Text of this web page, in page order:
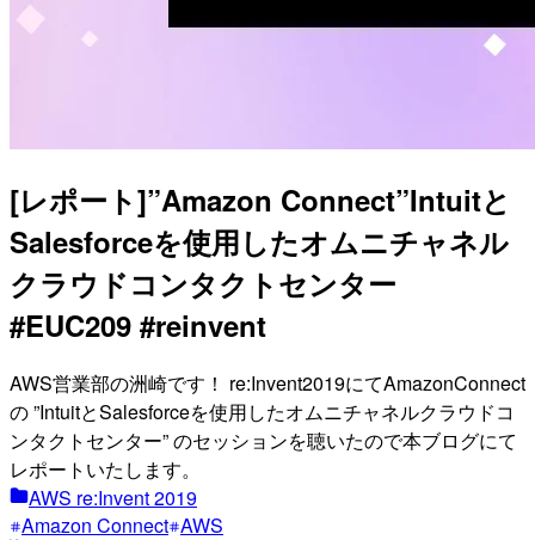
[レポート]”Amazon Connect”Intuitと
Salesforceを使用したオムニチャネル
クラウドコンタクトセンター
#EUC209 #reinvent
AWS営業部の洲崎です！ re:Invent2019にてAmazonConnect
の ”IntuitとSalesforceを使用したオムニチャネルクラウドコ
ンタクトセンター” のセッションを聴いたので本ブログにて
レポートいたします。
AWS re:Invent 2019
Amazon Connect AWS